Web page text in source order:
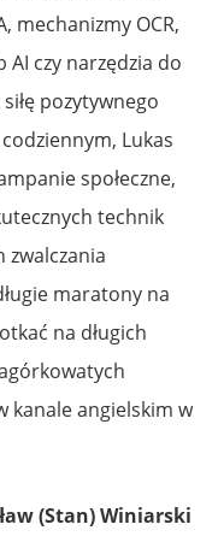
mechanizmy OCR,
czy narzędzia do
pozytywnego
Lukas
społeczne,
technik
zwalczania
maratony na
na długich
kanale angielskim w
(Stan) Winiarski